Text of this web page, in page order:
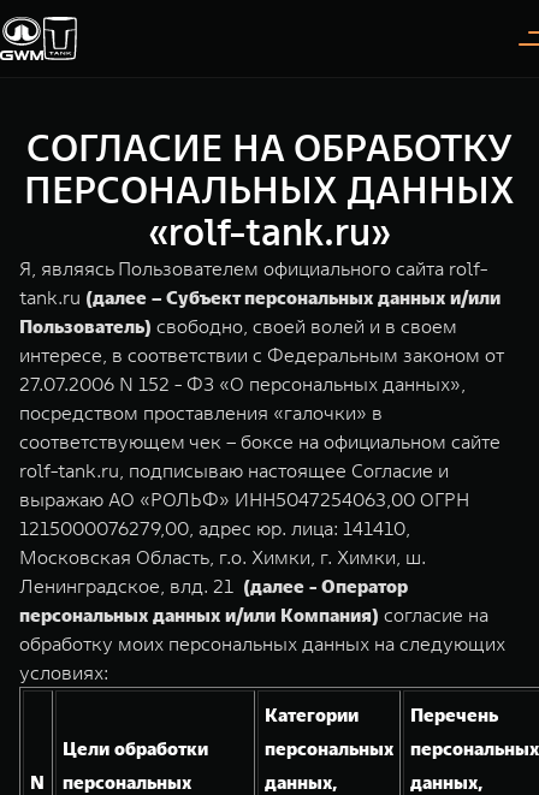
Модели
TANK 300
Следуй за открытиями
от 3 999 000 ₽
TANK 400
За пределы возможного
от 5 599 000 ₽
TANK 500
Веди за собой
от 6 499 000 ₽
TANK 700
Сила признания
от 10 199 000 ₽
Покупателям
ВЫБОР АВТОМОБИЛЯ
Спецпредложения
Конфигуратор
Тест-драйв
Зарядные станции
ПОКУПКА АВТОМОБИЛЯ
TANK Финансы
Корпоративным клиентам
TANK ФИНАНСЫ
TANK Лизинг
Владельцам
ГАРАНТИЯ И ПОДДЕРЖКА
Гарантия
Помощь на дороге
Калькулятор ТО
Нулевое ТО
Сервис
Специальные предложения
Моторные масла
Цифровые сервисы TANK
О дилере
О нас
35 лет GWM
GWM ТЕХ ДЕНЬ
Новости
СОГЛАСИЕ НА ОБРАБОТКУ
ПЕРСОНАЛЬНЫХ ДАННЫХ
«rolf-tank.ru»
Я, являясь Пользователем официального сайта rolf-
tank.ru (далее – Субъект персональных данных и/или
Пользователь) свободно, своей волей и в своем
интересе, в соответствии с Федеральным законом от
27.07.2006 N 152 - ФЗ «О персональных данных»,
посредством проставления «галочки» в
соответствующем чек – боксе на официальном сайте
rolf-tank.ru, подписываю настоящее Согласие и
выражаю АО «РОЛЬФ» ИНН5047254063,00 ОГРН
1215000076279,00, адрес юр. лица: 141410,
Московская Область, г.о. Химки, г. Химки, ш.
Ленинградское, влд. 21 (далее - Оператор
персональных данных и/или Компания) согласие на
обработку моих персональных данных на следующих
условиях:
N
Цели обработки
персональных
Категории
персональных
данных,
Перечень
персональных
данных,